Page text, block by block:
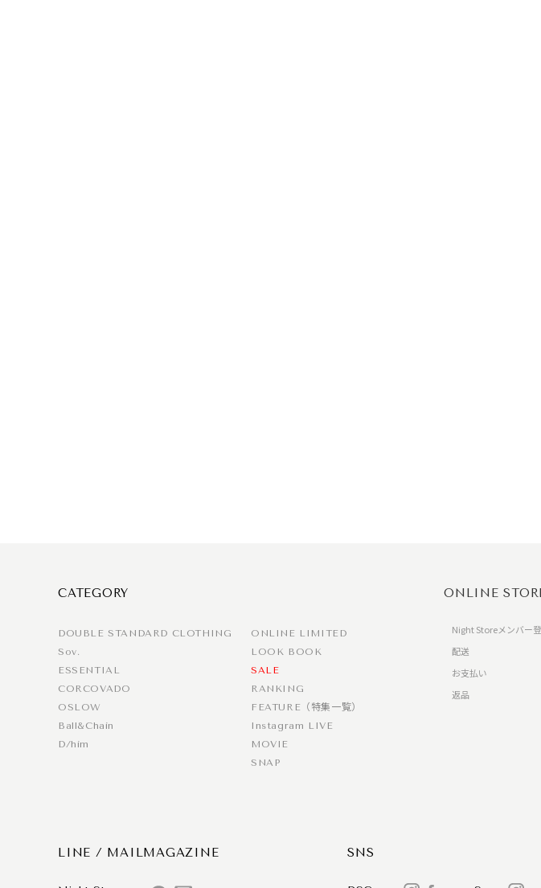
CATEGORY
DOUBLE STANDARD CLOTHING
Sov.
ESSENTIAL
CORCOVADO
OSLOW
Ball&Chain
D/him
ONLINE LIMITED
LOOK BOOK
SALE
RANKING
FEATURE（特集一覧）
Instagram LIVE
MOVIE
SNAP
ONLINE
Night Storeメンバー
配送
お支払い
返品
LINE / MAILMAGAZINE SNS